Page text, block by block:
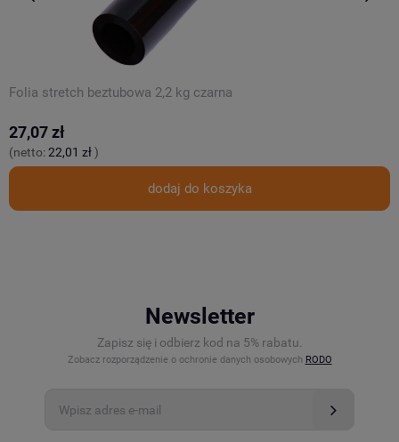
Folia stretch beztubowa 2,2 kg czarna
27,07 zł
(netto:22,01 zł)
dodaj do koszyka
Newsletter
Zapisz się i odbierz kod na 5% rabatu.
Zobacz rozporządzenie o ochronie danych osobowych RODO